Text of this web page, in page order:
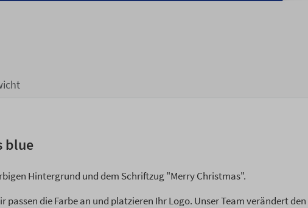
blue
Hintergrund und dem Schriftzug "Merry Christmas".
passen die Farbe an und platzieren Ihr Logo. Unser Team verändert den